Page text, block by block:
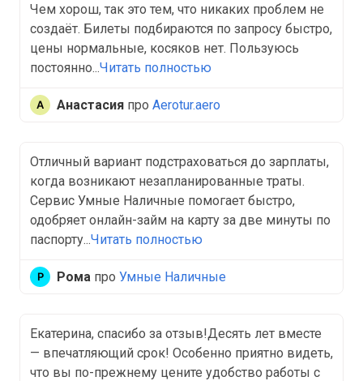
Чем хорош, так это тем, что никаких проблем не
создаёт. Билеты подбираются по запросу быстро,
цены нормальные, косяков нет. Пользуюсь
постоянно...Читать полностью
Анастасия про Aerotur.aero
Отличный вариант подстраховаться до зарплаты,
когда возникают незапланированные траты.
Сервис Умные Наличные помогает быстро,
одобряет онлайн-займ на карту за две минуты по
паспорту...Читать полностью
Рома про Умные Наличные
Екатерина, спасибо за отзыв!Десять лет вместе
— впечатляющий срок! Особенно приятно видеть,
что вы по-прежнему цените удобство работы с